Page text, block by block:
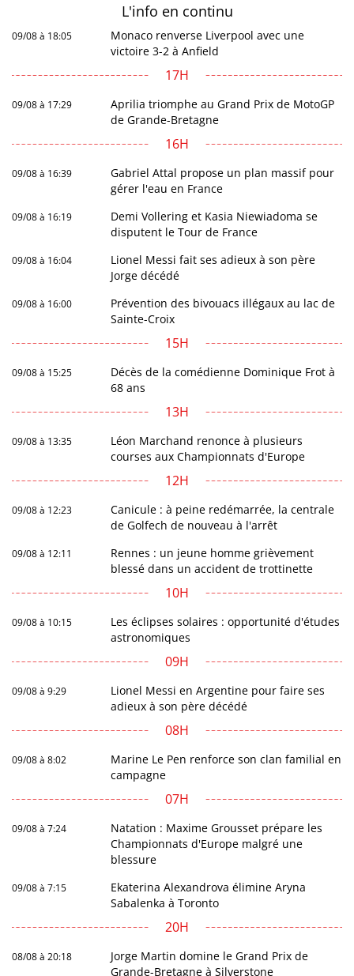
L'info en continu
09/08 à 18:05
Monaco renverse Liverpool avec une
victoire 3-2 à Anfield
17H
09/08 à 17:29
Aprilia triomphe au Grand Prix de MotoGP
de Grande-Bretagne
16H
09/08 à 16:39
Gabriel Attal propose un plan massif pour
gérer l'eau en France
09/08 à 16:19
Demi Vollering et Kasia Niewiadoma se
disputent le Tour de France
09/08 à 16:04
Lionel Messi fait ses adieux à son père
Jorge décédé
09/08 à 16:00
Prévention des bivouacs illégaux au lac de
Sainte-Croix
15H
09/08 à 15:25
Décès de la comédienne Dominique Frot à
68 ans
13H
09/08 à 13:35
Léon Marchand renonce à plusieurs
courses aux Championnats d'Europe
12H
09/08 à 12:23
Canicule : à peine redémarrée, la centrale
de Golfech de nouveau à l'arrêt
09/08 à 12:11
Rennes : un jeune homme grièvement
blessé dans un accident de trottinette
10H
09/08 à 10:15
Les éclipses solaires : opportunité d'études
astronomiques
09H
09/08 à 9:29
Lionel Messi en Argentine pour faire ses
adieux à son père décédé
08H
09/08 à 8:02
Marine Le Pen renforce son clan familial en
campagne
07H
09/08 à 7:24
Natation : Maxime Grousset prépare les
Championnats d'Europe malgré une
blessure
09/08 à 7:15
Ekaterina Alexandrova élimine Aryna
Sabalenka à Toronto
20H
08/08 à 20:18
Jorge Martin domine le Grand Prix de
Grande-Bretagne à Silverstone